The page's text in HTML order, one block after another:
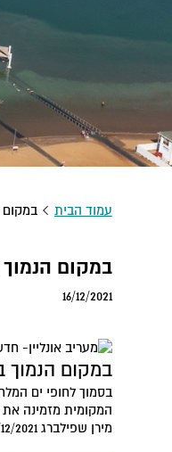
עמוד הבית
במקום
16/12/2021
במקום
בסמוך לחופי ים
המקומית מזמינה את
מירן שפילברג 2021 15:29